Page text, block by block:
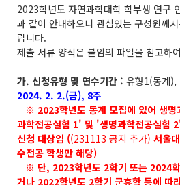
2023학년도 자연과학대학 학부생 연구
과 같이 안내하오니 관심있는 구성원께
랍니다.
제출 서류 양식은 붙임의 파일을 참고하
가. 신청유형 및 연수기간 : 유형1(동계),
2024. 2. 2.(금), 8주
※ 2023학년도 동계 모집에 있어 생명
과학전공실험 1' 및 '생명과학전공실험
신청 대상임 ((231113 공지 추가) 서울
수전공 학생만 해당)
※ 단, 2023학년도 2학기 또는 2024
거나 2022학년도 2학기 군휴학 등에 따